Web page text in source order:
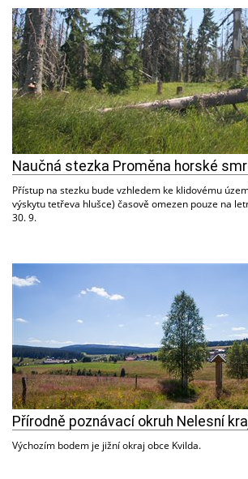
Naučná stezka Proměna horské
Přístup na stezku bude vzhledem ke klidovému
výskytu tetřeva hlušce) časově omezen pouze na
30. 9.
Přírodně poznávací okruh Nelesní
Výchozím bodem je jižní okraj obce Kvilda.